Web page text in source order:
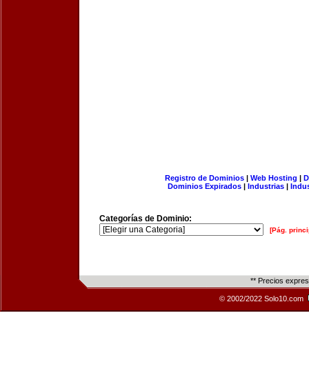
Registro de Dominios| Web Hosting |
Dominios Expirados | Industrias |
Categorías de Dominio:
[Pág.
** Precios
© 2002/2022 Solo10.com